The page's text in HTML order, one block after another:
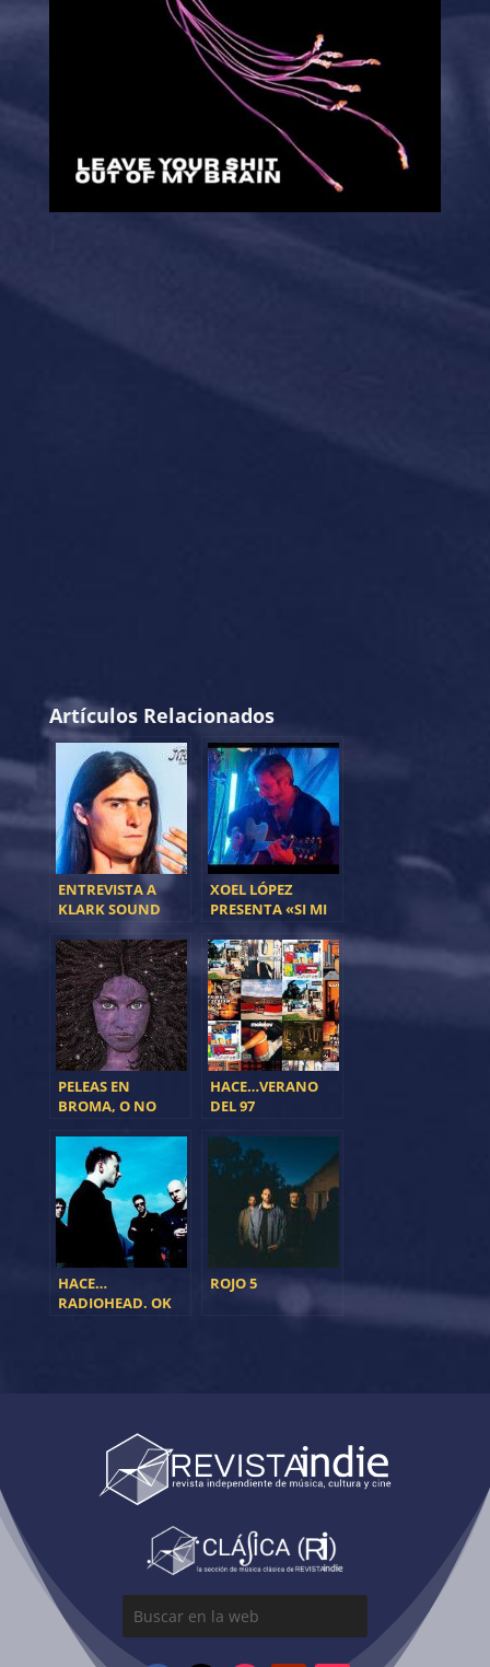
Artículos Relacionados
ENTREVISTA A
KLARK SOUND
XOEL LÓPEZ
PRESENTA «SI MI
ALCANZARA»
PELEAS EN
BROMA, O NO
HACE…VERANO
DEL 97
HACE…
RADIOHEAD. OK
ROJO 5